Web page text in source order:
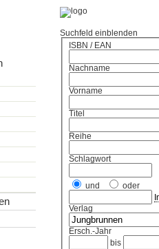
Suchfeld einblenden
ISBN / EAN
Nachname
Vorname
Titel
Reihe
Schlagwort
und
oder
Verlag
Ersch.-Jahr
bis